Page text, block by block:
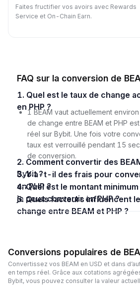
Faites fructifier vos avoirs avec Rewards
Service et On-Chain Earn.
FAQ sur la conversion de
1. Quel est le taux de change actuel de BEAM
en PHP ?
1 BEAM vaut actuellement
de change entre BEAM et PHP
réel sur Bybit. Une fois votre
taux est verrouillé pendant 15
de conversion.
2. Comment convertir des BEAM en PHP sur
Bybit ?
3. Y a-t-il des frais pour convertir des BEAM
en PHP ?
4. Quel est le montant minimum de BEAM que
je peux convertir en PHP ?
5. Quels facteurs influencent le taux de
change entre BEAM et PHP ?
Conversions populaires de
Convertissez vos BEAM en USD et dans
en temps réel. Grâce aux cotations
Bybit, vous pouvez consulter la valeur